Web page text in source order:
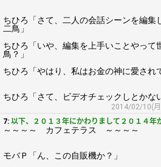
ちひろ「さて、二人の会話シーンを編集
二鳥」
ちひろ「いや、編集を上手いことやって
鳥？」
ちひろ「やはり、私はお金の神に愛され
ちひろ「さて、ビデオチェックしとかな
2014/02/10(
7: 以下、２０１３年にかわりまして２０１４年
～～～～ カフェテラス ～～～～
モバＰ「ん、この自販機か？」